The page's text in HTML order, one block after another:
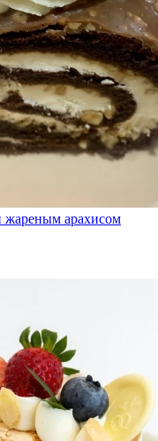
жареным арахисом